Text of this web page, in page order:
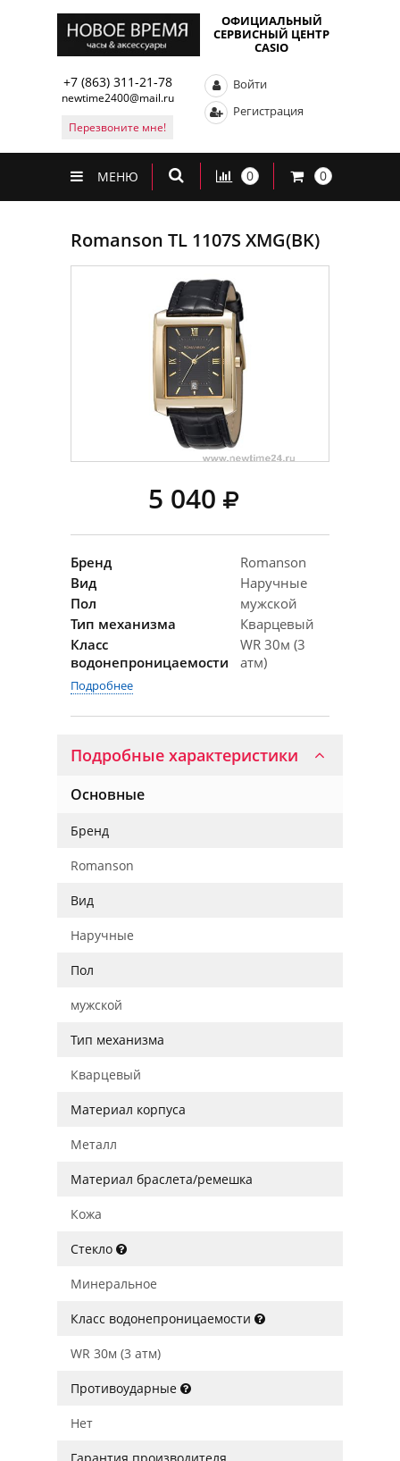
ОФИЦИАЛЬНЫЙ
СЕРВИСНЫЙ ЦЕНТР
CASIO
+7 (863) 311-21-78
newtime2400@mail.ru
Перезвоните мне!
Войти
Регистрация
МЕНЮ 0 0
Romanson TL 1107S XMG(BK)
5 040
Бренд
Romanson
Вид
Наручные
Пол
мужской
Тип механизма
Кварцевый
Класс
водонепроницаемости
WR 30м (3
атм)
Подробнее
Подробные характеристики
Основные
Бренд
Romanson
Вид
Наручные
Пол
мужской
Тип механизма
Кварцевый
Материал корпуса
Металл
Материал браслета/ремешка
Кожа
Стекло
Минеральное
Класс водонепроницаемости
WR 30м (3 атм)
Противоударные
Нет